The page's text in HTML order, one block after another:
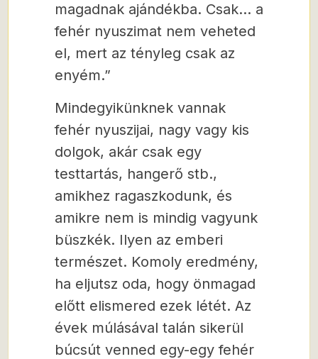
magadnak ajándékba. Csak… a
fehér nyuszimat nem veheted
el, mert az tényleg csak az
enyém.”
Mindegyikünknek vannak
fehér nyuszijai, nagy vagy kis
dolgok, akár csak egy
testtartás, hangerő stb.,
amikhez ragaszkodunk, és
amikre nem is mindig vagyunk
büszkék. Ilyen az emberi
természet. Komoly eredmény,
ha eljutsz oda, hogy önmagad
előtt elismered ezek létét. Az
évek múlásával talán sikerül
búcsút venned egy-egy fehér